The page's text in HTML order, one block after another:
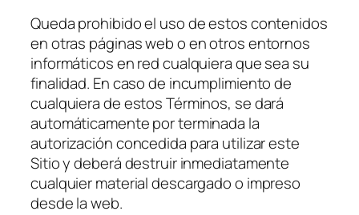
Queda prohibido el uso de estos contenidos
en otras páginas web o en otros entornos
informáticos en red cualquiera que sea su
finalidad. En caso de incumplimiento de
cualquiera de estos Términos, se dará
automáticamente por terminada la
autorización concedida para utilizar este
Sitio y deberá destruir inmediatamente
cualquier material descargado o impreso
desde la web.